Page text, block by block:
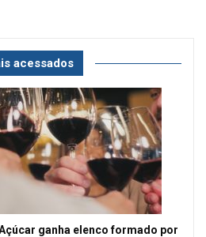
acessados
ganha elenco formado por